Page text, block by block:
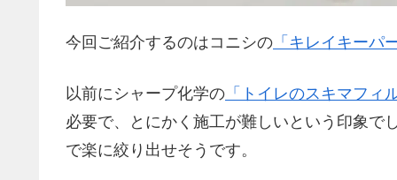
今回ご紹介するのはコニシの 「キレイキーパー
以前にシャープ化学の 「トイレのスキマフィル
必要で、とにかく施工が難しいという印象で
で楽に絞り出せそうです。